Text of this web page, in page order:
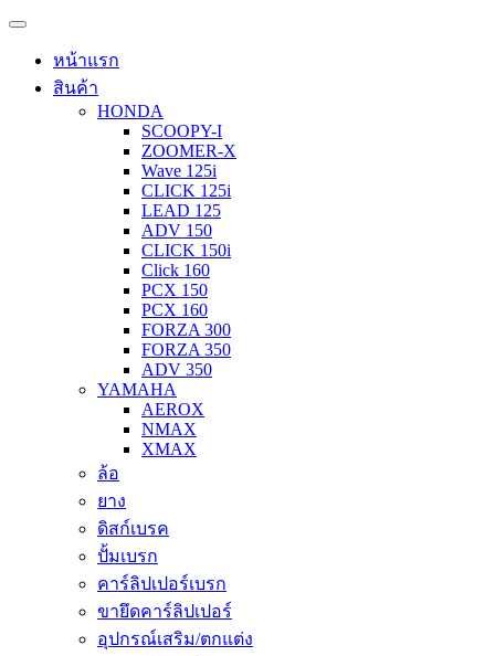
หน้าแรก
สินค้า
HONDA
SCOOPY-I
ZOOMER-X
Wave 125i
CLICK 125i
LEAD 125
ADV 150
CLICK 150i
Click 160
PCX 150
PCX 160
FORZA 300
FORZA 350
ADV 350
YAMAHA
AEROX
NMAX
XMAX
ล้อ
ยาง
ดิสก์เบรค
ปั้มเบรก
คาร์ลิปเปอร์เบรก
ขายึดคาร์ลิปเปอร์
อุปกรณ์เสริม/ตกแต่ง